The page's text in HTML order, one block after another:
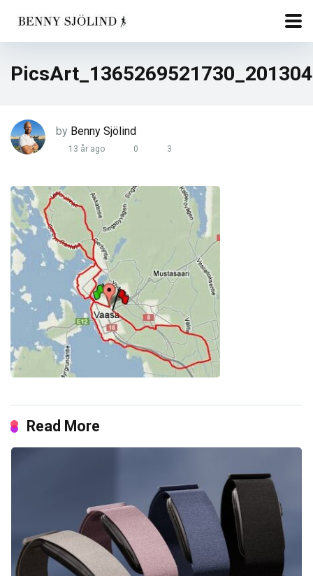
by Benny Sjölind
13 år ago 0 3
Read More